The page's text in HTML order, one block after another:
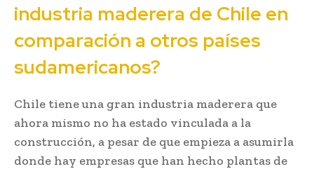
industria maderera de Chile en
comparación a otros países
sudamericanos?
Chile tiene una gran industria maderera que
ahora mismo no ha estado vinculada a la
construcción, a pesar de que empieza a asumirla
donde hay empresas que han hecho plantas de